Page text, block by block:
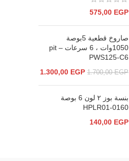
575,00 EGP
صاروخ قطعية 5بوصة
1050وات ، 6 سرعات – pit
PWS125-C6
1.700,00EGP
1.300,00 EGP
بنسة بوز ٢ لون 6 بوصة
HPLR01-0160
140,00 EGP